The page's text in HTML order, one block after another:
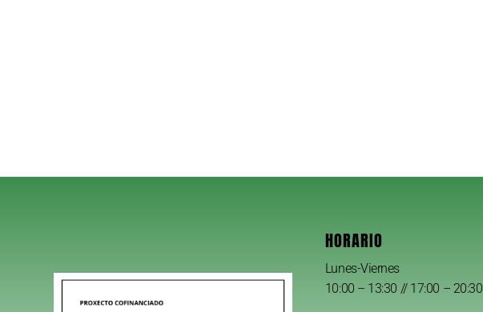
HORARIO
Lunes-Viernes
10:00 – 13:30 // 17:00 – 20:30